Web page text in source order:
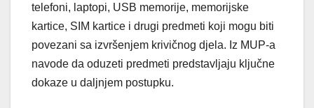
telefoni, laptopi, USB memorije, memorijske
kartice, SIM kartice i drugi predmeti koji mogu biti
povezani sa izvršenjem krivičnog djela. Iz MUP-a
navode da oduzeti predmeti predstavljaju ključne
dokaze u daljnjem postupku.